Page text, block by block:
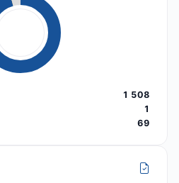
1 508
1
69